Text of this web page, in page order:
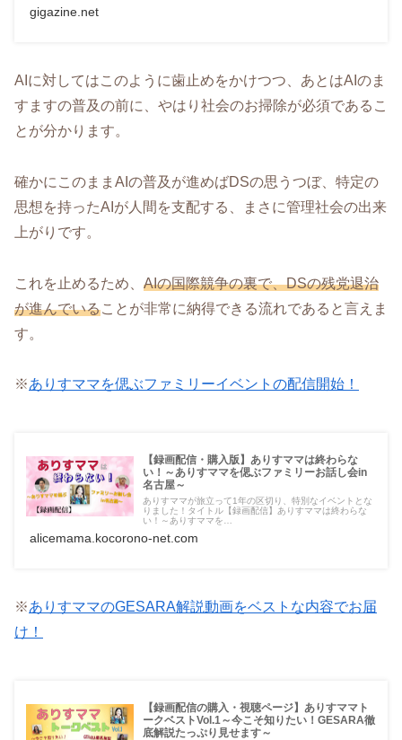
gigazine.net
AIに対してはこのように歯止めをかけつつ、あとはAIのま
すますの普及の前に、やはり社会のお掃除が必須であるこ
とが分かります。
確かにこのままAIの普及が進めばDSの思うつぼ、特定の
思想を持ったAIが人間を支配する、まさに管理社会の出来
上がりです。
これを止めるため、 AIの国際競争の裏で、DSの残党退治
が進んでいることが非常に納得できる流れであると言えま
す。
※ありすママを偲ぶファミリーイベントの配信開始！
【録画配信・購入版】ありすママは終わらな
い！～ありすママを偲ぶファミリーお話し会in
名古屋～
ありすママが旅立って1年の区切り、特別なイベントとな
りました！タイトル【録画配信】ありすママは終わらな
い！～ありすママを…
alicemama.kocorono-net.com
※ありすママのGESARA解説動画をベストな内容でお届
け！
【録画配信の購入・視聴ページ】ありすママト
ークベストVol.1～今こそ知りたい！GESARA徹
底解説たっぷり見せます～